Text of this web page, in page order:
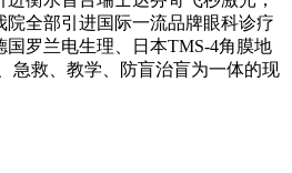
全部引进国际一流品牌眼科诊疗
罗兰电生理、日本TMS-4角膜地
急救、教学、防盲治盲为一体的现